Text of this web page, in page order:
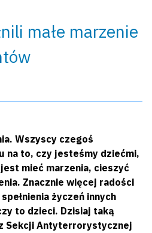
małe marzenie
Wszyscy czegoś
na to, czy jesteśmy dziećmi,
mieć marzenia, cieszyć
Znacznie więcej radości
życzeń innych
to dzieci. Dzisiaj taką
Sekcji Antyterrorystycznej